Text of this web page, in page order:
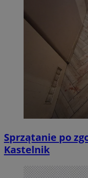
Sprzątanie po
Kastelnik